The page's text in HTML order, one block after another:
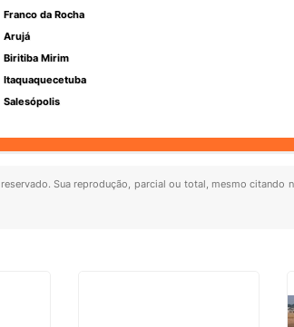
Franco da Rocha
Arujá
Biritiba Mirim
Itaquaquecetuba
Salesópolis
Sua reprodução, parcial ou total, mesmo